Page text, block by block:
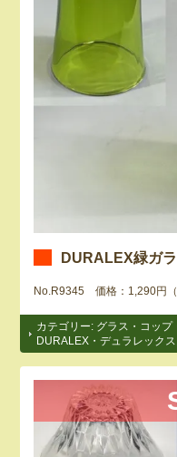
DURALEX緑ガ
No.R9345 価格：1,290円
カテゴリー: グラス・コップ
DURALEX・デュラレックス